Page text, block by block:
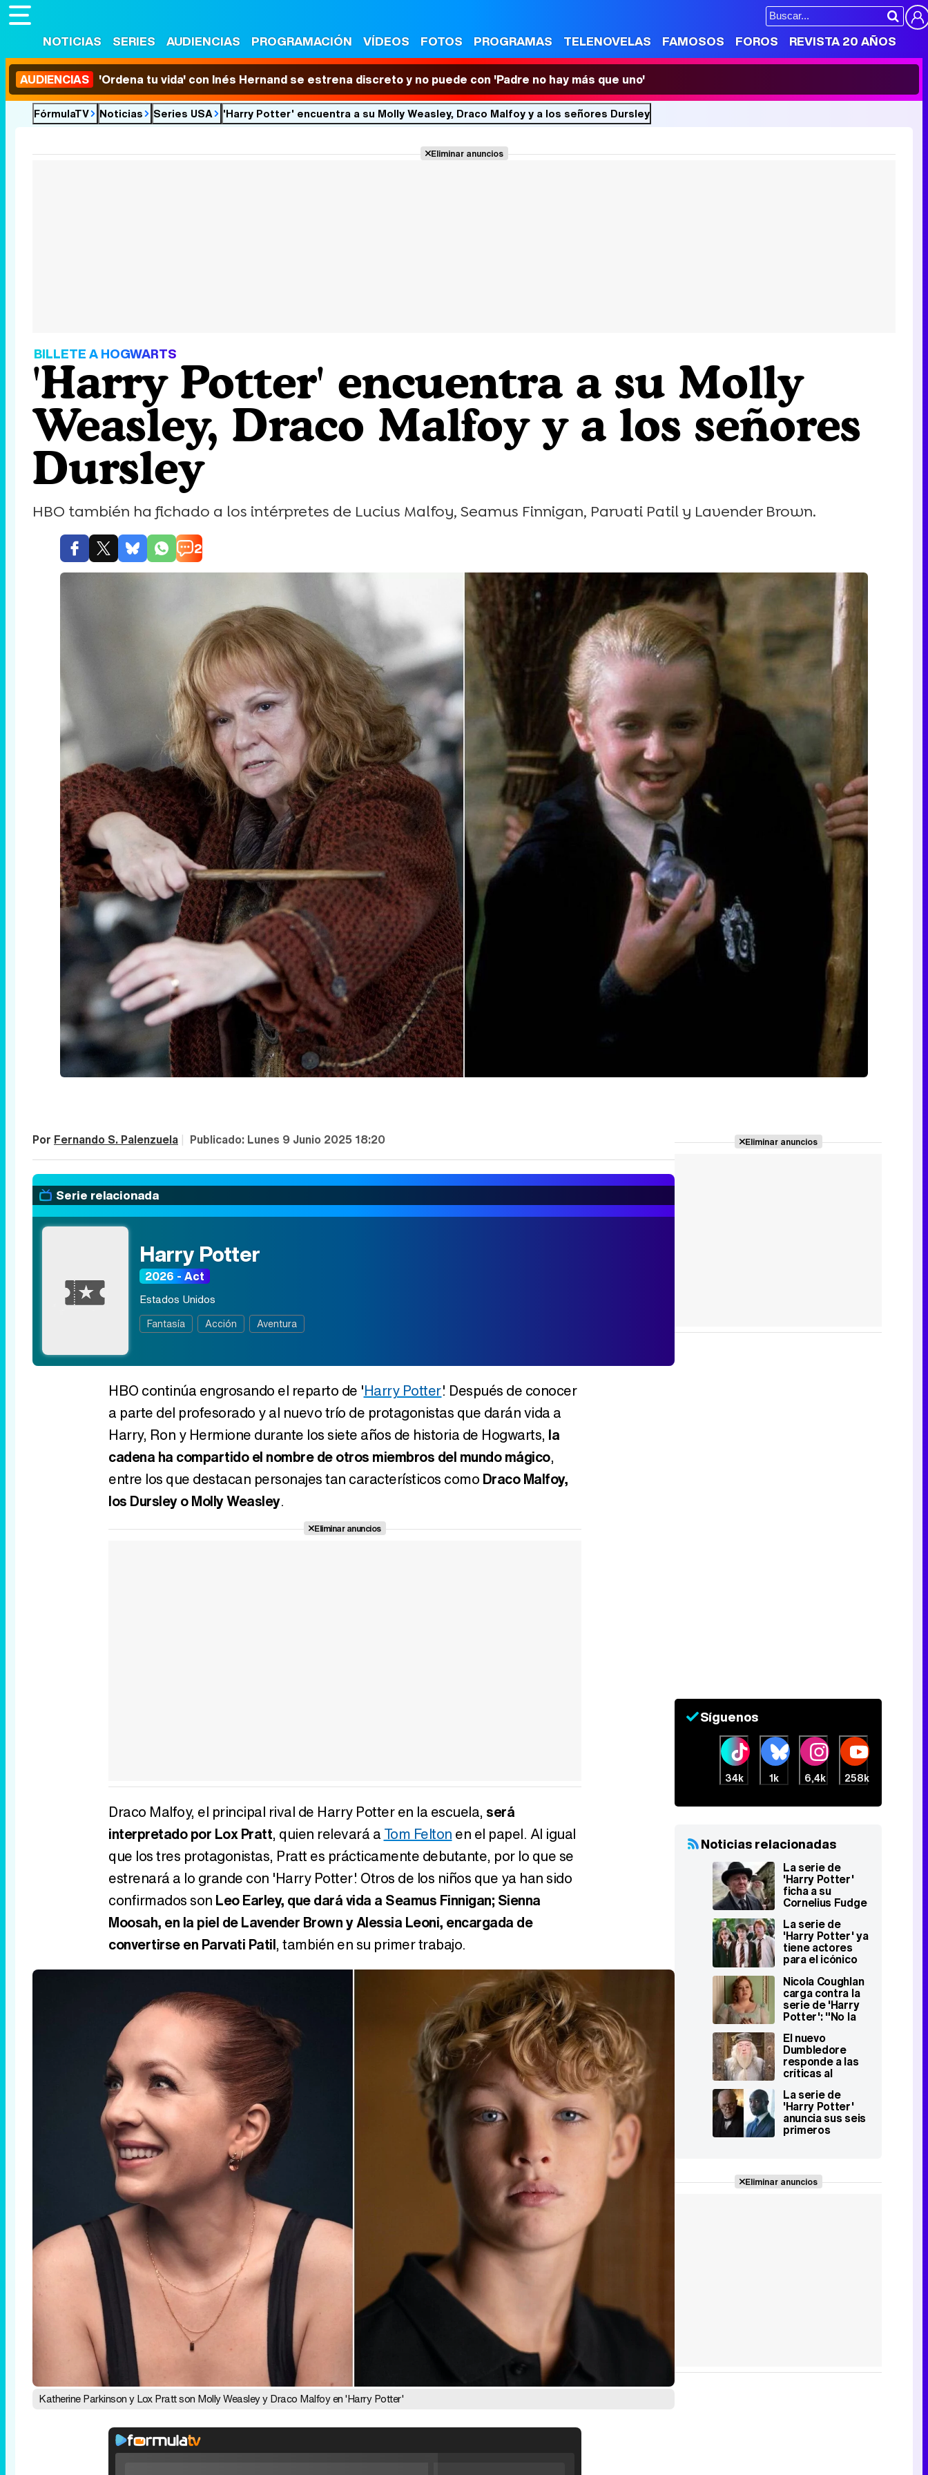
NOTICIAS SERIES AUDIENCIAS PROGRAMACIÓN VÍDEOS FOTOS PROGRAMAS TELENOVELAS FAMOSOS FOROS REVISTA 20 AÑOS
AUDIENCIAS 'Ordena tu vida' con Inés Hernand se estrena discreto y no puede con 'Padre no hay más que uno'
FórmulaTV Noticias Series USA 'Harry Potter' encuentra a su Molly Weasley, Draco Malfoy y a los señores Dursley
Eliminar anuncios
BILLETE A HOGWARTS
'Harry Potter' encuentra a su Molly
Weasley, Draco Malfoy y a los señores
Dursley
HBO también ha fichado a los intérpretes de Lucius Malfoy, Seamus Finnigan, Parvati Patil y Lavender Brown.
2
Por Fernando S. Palenzuela | Publicado: Lunes 9 Junio 2025 18:20
Serie relacionada
Harry Potter
2026 - Act
Estados Unidos
Fantasía Acción Aventura
HBO continúa engrosando el reparto de 'Harry Potter'. Después de conocer
a parte del profesorado y al nuevo trío de protagonistas que darán vida a
Harry, Ron y Hermione durante los siete años de historia de Hogwarts, la
cadena ha compartido el nombre de otros miembros del mundo mágico,
entre los que destacan personajes tan característicos como Draco Malfoy,
los Dursley o Molly Weasley.
Eliminar anuncios
Draco Malfoy, el principal rival de Harry Potter en la escuela, será
interpretado por Lox Pratt, quien relevará a Tom Felton en el papel. Al igual
que los tres protagonistas, Pratt es prácticamente debutante, por lo que se
estrenará a lo grande con 'Harry Potter'. Otros de los niños que ya han sido
confirmados son Leo Earley, que dará vida a Seamus Finnigan; Sienna
Moosah, en la piel de Lavender Brown y Alessia Leoni, encargada de
convertirse en Parvati Patil, también en su primer trabajo.
Katherine Parkinson y Lox Pratt son Molly Weasley y Draco Malfoy en 'Harry Potter'
Eliminar anuncios
Síguenos
34k 1k 6,4k 258k
Noticias relacionadas
La serie de
'Harry Potter'
ficha a su
Cornelius Fudge
La serie de
'Harry Potter' ya
tiene actores
para el icónico
Ron Weasley y
Hermione
Granger
Nicola Coughlan
carga contra la
serie de 'Harry
Potter': "No la
palo"
El nuevo
Dumbledore
responde a las
críticas al
serie de 'Harry
Potter' de HBO
La serie de
'Harry Potter'
anuncia sus seis
primeros
fichajes
Eliminar anuncios